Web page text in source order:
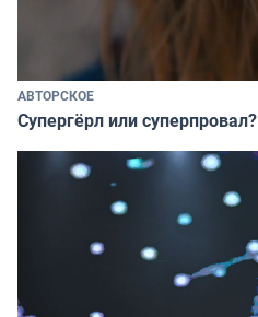
АВТОРСКОЕ
Супергёрл или суперпровал?